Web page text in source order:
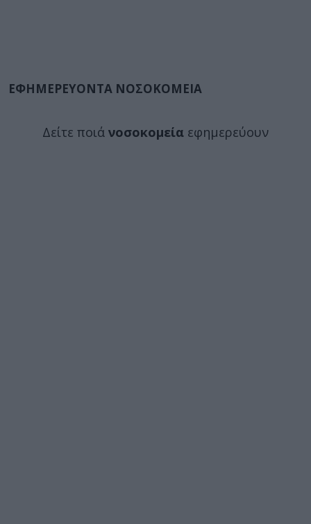
ΕΦΗΜΕΡΕΥΟΝΤΑ ΝΟΣΟΚΟΜΕΙΑ
Δείτε ποιά νοσοκομεία εφημερεύουν